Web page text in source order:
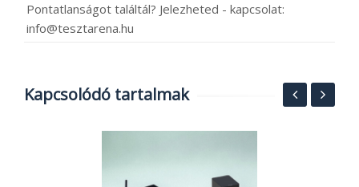
Pontatlanságot találtál? Jelezheted - kapcsolat:
info@tesztarena.hu
Kapcsolódó tartalmak